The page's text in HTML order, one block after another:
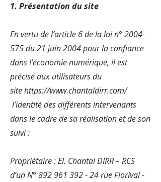
1. Présentation du site
En vertu de l’article 6 de la loi n° 2004-
575du 21 juin 2004 pour la confiance
dans l’économie numérique, il est
précisé aux utilisateurs du
sitehttps://www.chantaldirr.com/
l’identité des différents intervenants
dans le cadre de sa réalisation et de son
suivi :
Propriétaire : EI. Chantal DIRR – RCS
d’un N° 892 961 392 - 24rue Florival -